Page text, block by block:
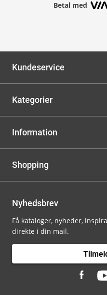
Betal med
Kundeservice
Kategorier
Information
Shopping
Nyhedsbrev
Få kataloger, nyheder,
direkte i din mail.